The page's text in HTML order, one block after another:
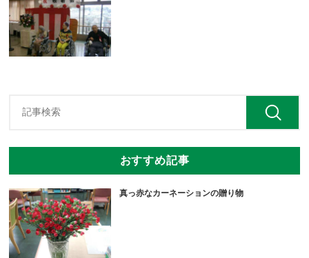
おすすめ記事
真っ赤なカーネーションの贈り物